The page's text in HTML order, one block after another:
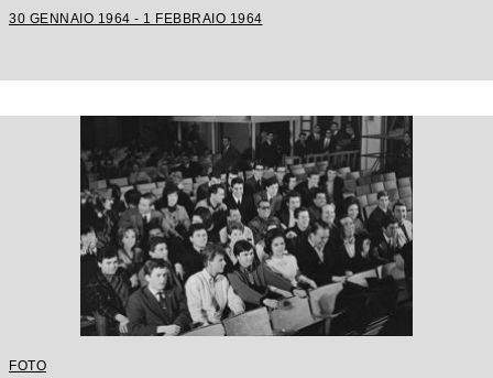
30 GENNAIO 1964 - 1 FEBBRAIO 1964
FOTO